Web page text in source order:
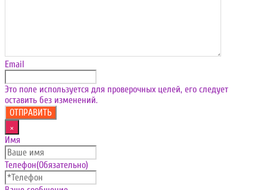
Email
Это поле используется для проверочных целей, его следует
оставить без изменений.
×
Имя
Телефон(Обязательно)